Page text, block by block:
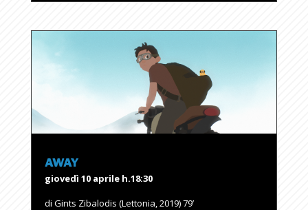
AWAY
giovedì 10 aprile h.18:30
di Gints Zibalodis (Lettonia, 2019) 79’